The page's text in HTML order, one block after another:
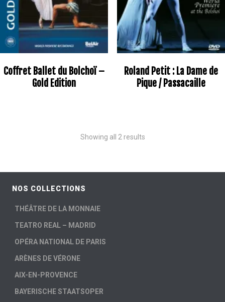
Coffret Ballet du Bolchoï –
Gold Edition
Roland Petit : La Dame de
Pique / Passacaille
Showing all 2 results
NOS COLLECTIONS
THÉÂTRE DE LA MONNAIE
TEATRO REAL – MADRID
OPÉRA NATIONAL DE PARIS
ARÈNES DE VÉRONE
AIX-EN-PROVENCE
BAYERISCHE STAATSOPER